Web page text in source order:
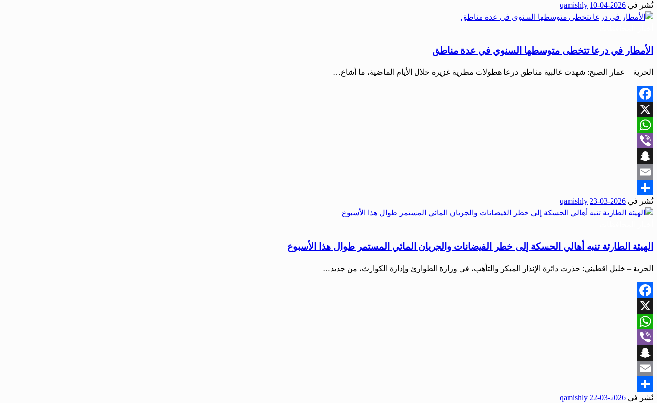
Share
نُشر في 2026-04-10
qamishly
الأمطار في درعا تتخطى متوسطها السنوي في عدة مناطق
الحرية – عمار الصبح: شهدت غالبية مناطق درعا هطولات مطرية غزيرة خلال الأيام الماضية، ما أشاع…
Facebook
X
WhatsApp
Viber
Snapchat
Email
Share
نُشر في 2026-03-23
qamishly
الهيئة الطارئة تنبه أهالي الحسكة إلى خطر الفيضانات والجريان المائي المستمر طوال هذا الأسبوع
الحرية – خليل اقطيني: حذرت دائرة الإنذار المبكر والتأهب، في وزارة الطوارئ وإدارة الكوارث، من جديد…
Facebook
X
WhatsApp
Viber
Snapchat
Email
Share
نُشر في 2026-03-22
qamishly